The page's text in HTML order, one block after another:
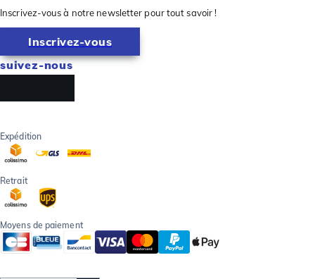
Inscrivez-vous à notre newsletter pour tout savoir !
Inscrivez-vous
suivez-nous
Expédition
Retrait
Moyens de paiement